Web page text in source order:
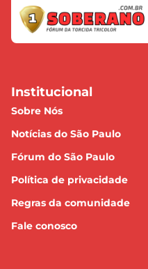
Institucional
Sobre Nós
Notícias do São Paulo
Fórum do São Paulo
Política de privacidade
Regras da comunidade
Fale conosco